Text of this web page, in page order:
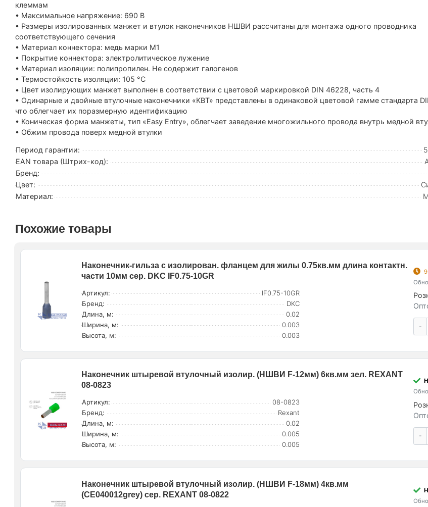
клеммам
• Максимальное напряжение: 690 В
• Размеры изолированных манжет и втулок наконечников НШВИ рассчитаны для монтажа одного проводника
соответствующего сечения
• Материал коннектора: медь марки М1
• Покрытие коннектора: электролитическое лужение
• Материал изоляции: полипропилен. Не содержит галогенов
• Термостойкость изоляции: 105 °C
• Цвет изолирующих манжет выполнен в соответствии с цветовой маркировкой DIN 46228, часть 4
• Одинарные и двойные втулочные наконечники «КВТ» представлены в одинаковой цветовой гамме стандарта
что облегчает их поразмерную идентификацию
• Коническая форма манжеты, тип «Easy Entry», облегчает заведение многожильного провода внутрь медной
• Обжим провода поверх медной втулки
Период гарантии:
EAN товара (Штрих-код):
Бренд:
Цвет:
Материал:
Похожие товары
Наконечник-гильза с изолирован. фланцем для жилы 0.75кв.мм длина контактн.
части 10мм сер. DKC IF0.75-10GR
Артикул:
IF0.75-10GR
Бренд:
DKC
Длина, м:
0.02
Ширина, м:
0.003
Высота, м:
0.003
-
Наконечник штыревой втулочный изолир. (НШВИ F-12мм) 6кв.мм зел. REXANT
08-0823
Артикул:
08-0823
Бренд:
Rexant
Длина, м:
0.02
Ширина, м:
0.005
Высота, м:
0.005
-
Наконечник штыревой втулочный изолир. (НШВИ F-18мм) 4кв.мм
(СЕ040012grey) сер. REXANT 08-0822